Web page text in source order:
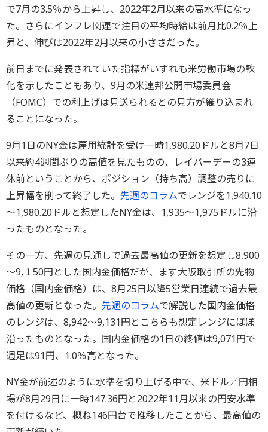
で7月の3.5％から上昇し、2022年2月以来の高水準になっ
た。さらにインフレ関連で注目の平均時給は前月比0.2％上
昇と、伸びは2022年2月以来の小ささだった。
前日までに発表されていた指標がいずれも米労働市場の軟
化を示したこともあり、9月の米連邦公開市場委員会
（FOMC）での利上げは見送られるとの見方が織り込まれ
ることになった。
9月1日のNY金は雇用統計を受け一時1,980.20ドルと8月7日
以来約4週間ぶりの高値を見たものの、レイバーデーの3連
休前ということから、ポジション（持ち高）調整の売りに
上昇幅を削って終了した。 先週のコラムでレンジを1,940.10
～1,980.20ドルと想定したNY金は、1,935～1,975ドルに沿
ったものとなった。
その一方、先週の見通しで過去最高値の更新を想定し8,900
～9,１50円とした国内金価格だが、まず大阪取引所の先物
価格（国内金価格）は、8月25日以降5営業日連続で過去最
高値の更新となった。 先週のコラムで解説した国内金価格
のレンジは、8,942～9,131円とこちらも想定レンジにほぼ
沿ったものとなった。国内金価格の1日の終値は9,071円で
週足は91円、1.0％高となった。
NY金が前述のように水準を切り上げる中で、米ドル／円相
場が8月29日に一時147.36円と2022年11月以来の円安水準
を付けるなど、概ね146円台で推移したことから、最高値の